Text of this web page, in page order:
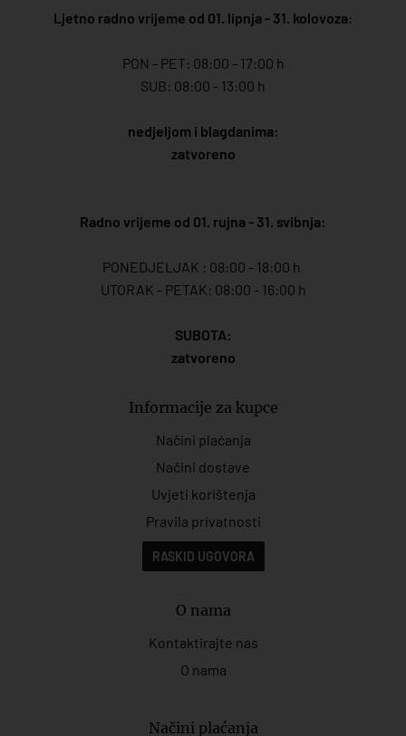
Ljetno radno vrijeme od 01. lipnja - 31. kolovoza:
PON - PET: 08:00 - 17:00 h
SUB: 08:00 - 13:00 h
nedjeljom i blagdanima:
zatvoreno
Radno vrijeme od 01. rujna - 31. svibnja:
PONEDJELJAK : 08:00 - 18:00 h
UTORAK - PETAK: 08:00 - 16:00 h
SUBOTA:
zatvoreno
Informacije za kupce
Načini plaćanja
Načini dostave
Uvjeti korištenja
Pravila privatnosti
RASKID UGOVORA
O nama
Kontaktirajte nas
O nama
Načini plaćanja